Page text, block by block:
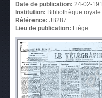
Date de publication: 24-02-
Institution: Bibliothèque
Référence: JB287
Lieu de publication: Liège